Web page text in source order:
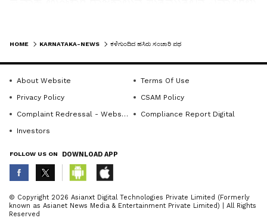
ನಿರ್ಮಿಸಲು ಉದ್ದೇಶಿಸಿ ಸ್ಮಾರ್ಟ್‌ಸಿಟಿ ಯೋಜನೆಯಡಿ
2020ರಲ್ಲಿ ಈ ಯೋಜನೆ ಕೈಗೆತ್ತಿಕೊಳ್ಳಲಾಯಿತು.
ರಾಜಕಾಲುವೆ ಅಭಿವೃದ್ಧಿ ಪಡಿಸುವುದರೊಂದಿಗೆ ನಾಲಾ
ಪಕ್ಕದಲ್ಲಿಯೇ 2.5 ಮೀಟರ್‌ ಅಗಲದ ನಡಿಗೆ ಪಥ ಹಾಗೂ
ಸೈಕಲ್ ಪಥ ನಿರ್ಮಿಸಲಾಗಿದೆ. ಜತೆಗೆ ವಾಯುವಿಹಾರಿಗಳ
ABOUT THE AUTHOR
K KannadaprabhaNewsNetwork
HOME KARNATAKA-NEWS ಕಳೆಗುಂದಿದ ಹಸಿರು ಸಂಚಾರಿ ಪಥ
About Website
Terms Of Use
Privacy Policy
CSAM Policy
Complaint Redressal - Website
Compliance Report Digital
Investors
FOLLOW US ON DOWNLOAD APP
© Copyright 2026 Asianxt Digital Technologies Private Limited (Formerly
known as Asianet News Media & Entertainment Private Limited) | All Rights
Reserved